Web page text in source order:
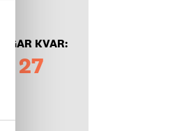
DAGAR KVAR:
27